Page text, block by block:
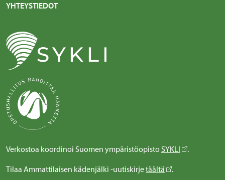
YHTEYSTIEDOT
Verkostoa koordinoi Suomen ympäristöopisto SYKLI
.
Tilaa Ammattilaisen kädenjälki -uutiskirjetäältä .